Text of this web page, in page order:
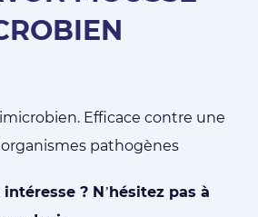
Efficace contre une
pathogènes
? N’hésitez pas à